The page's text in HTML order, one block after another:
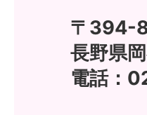
〒394-
長野県
電話：